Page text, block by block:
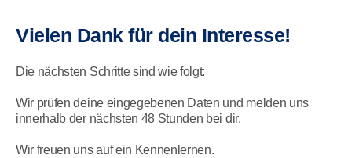
Vielen Dank für dein Interesse!
Die nächsten Schritte sind wie folgt:
Wir prüfen deine eingegebenen Daten und melden uns
innerhalb der nächsten 48 Stunden bei dir.
Wir freuen uns auf ein Kennenlernen.